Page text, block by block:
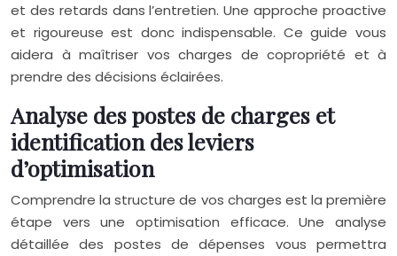
et des retards dans l’entretien. Une approche proactive
et rigoureuse est donc indispensable. Ce guide vous
aidera à maîtriser vos charges de copropriété et à
prendre des décisions éclairées.
Analyse des postes de charges et
identification des leviers
d’optimisation
Comprendre la structure de vos charges est la première
étape vers une optimisation efficace. Une analyse
détaillée des postes de dépenses vous permettra